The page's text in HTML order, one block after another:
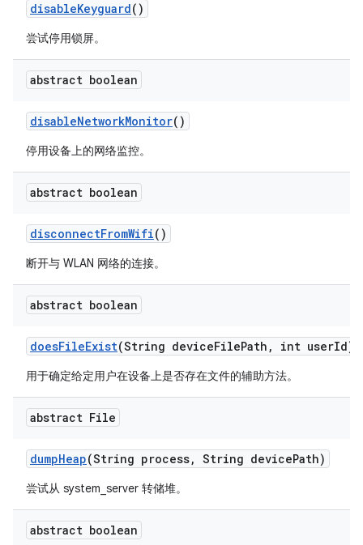
disableKeyguard()
尝试停用锁屏。
abstract boolean
disableNetworkMonitor()
停用设备上的网络监控。
abstract boolean
disconnectFromWifi()
断开与 WLAN 网络的连接。
abstract boolean
doesFileExist(String deviceFilePath , int userId)
用于确定给定用户在设备上是否存在文件的辅助方法。
abstract File
dumpHeap(String process, String devicePath)
尝试从 system_server 转储堆。
abstract boolean